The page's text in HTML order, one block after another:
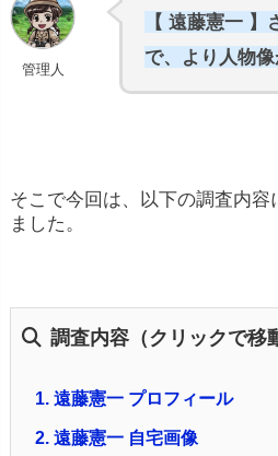
管理人
【 遠藤憲一
で、より人物像
そこで今回は、以下の調査内
ました。
調査内容（クリックで移
1. 遠藤憲一 プロフィール
2. 遠藤憲一 自宅画像